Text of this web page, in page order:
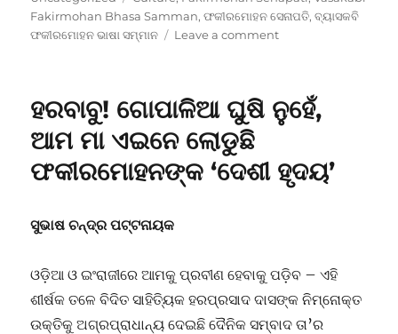
Fakirmohan Bhasa Samman,ଫକୀରମୋହନ ସେନାପତି,ବ୍ୟାସକବି
ଫକୀରମୋହନ ଭାଷା ସମ୍ମାନ
Leave a commenton
ନାମରେ
ସମ୍ମାନ
ଭାଗ
-୧
ହରବାବୁ! ଗୋପାଳିଆ ଘୁଷି ନୁହେଁ,
ଆମ ମା ଏଇନେ ଲୋଡୁଛି
ଫକୀରମୋହନଙ୍କ ‘ଦେଶୀ ହୃଦୟ’
ସୁଭାଷ ଚନ୍ଦ୍ର ପଟ୍ଟନାୟକ
ଓଡ଼ିଆ ଓ ଇଂରାଜୀରେ ଆମକୁ ପ୍ରବୀଣ ହେବାକୁ ପଡ଼ିବ – ଏହି
ଶୀର୍ଷକ ତଳେ ବିଦିତ ସାହିତ୍ୟିକ ହରପ୍ରସାଦ ଦାସଙ୍କ ନିମ୍ନୋକ୍ତ
ଉକ୍ତିକୁ ଅଗ୍ରପ୍ରାଧାନ୍ୟ ଦେଇଛି ଦୈନିକ ସମ୍ବାଦ ତା’ର